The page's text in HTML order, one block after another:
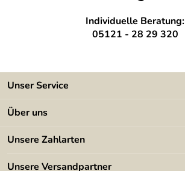
Individuelle Beratung:
05121 - 28 29 320
Unser Service
Kontakt
Kundeninformationen
Newsletter
Über uns
Angebote
Unsere Zahlarten
Unsere Versandpartner